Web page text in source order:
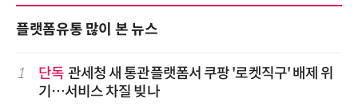
플랫폼유통 많이 본 뉴스
1 단독 관세청 새 통관플랫폼서 쿠팡 '로켓직구' 배제 위
기…서비스 차질 빚나